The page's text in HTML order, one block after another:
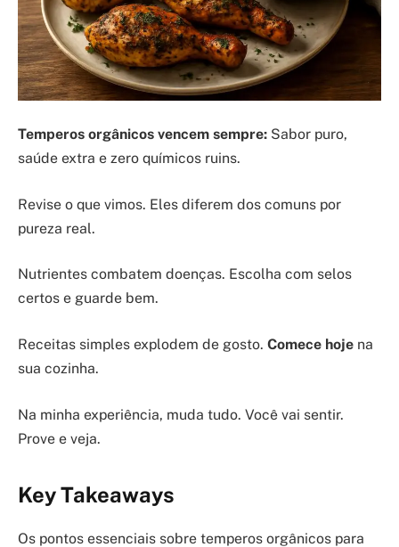
Temperos orgânicos vencem sempre: Sabor puro,
saúde extra e zero químicos ruins.
Revise o que vimos. Eles diferem dos comuns por
pureza real.
Nutrientes combatem doenças. Escolha com selos
certos e guarde bem.
Receitas simples explodem de gosto. Comece hoje na
sua cozinha.
Na minha experiência, muda tudo. Você vai sentir.
Prove e veja.
Key Takeaways
Os pontos essenciais sobre temperos orgânicos para